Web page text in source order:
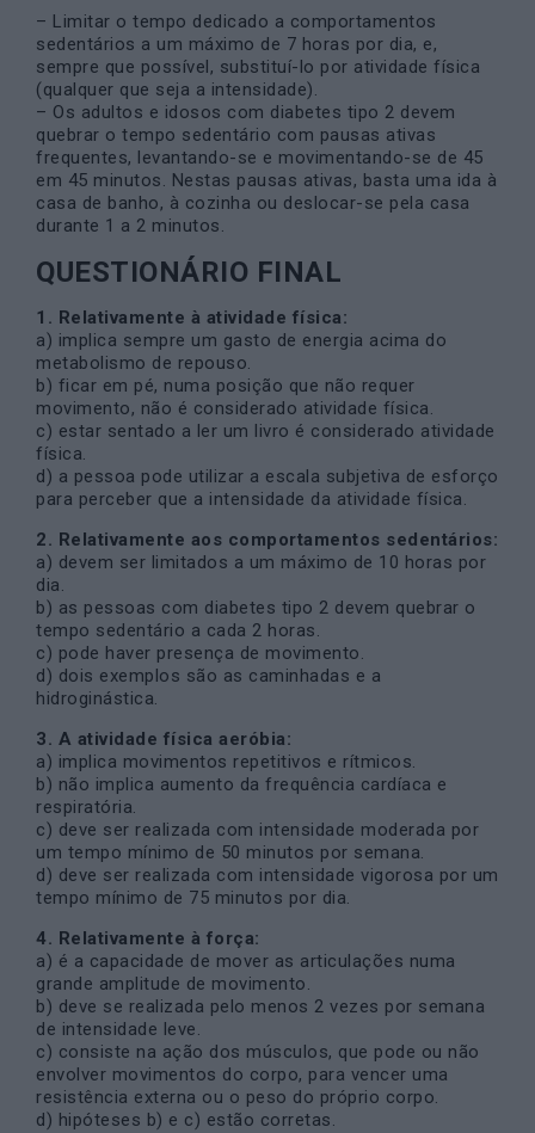
– Limitar o tempo dedicado a comportamentos
sedentários a um máximo de 7 horas por dia, e,
sempre que possível, substituí-lo por atividade física
(qualquer que seja a intensidade).
– Os adultos e idosos com diabetes tipo 2 devem
quebrar o tempo sedentário com pausas ativas
frequentes, levantando-se e movimentando-se de 45
em 45 minutos. Nestas pausas ativas, basta uma ida à
casa de banho, à cozinha ou deslocar-se pela casa
durante 1 a 2 minutos.
QUESTIONÁRIO FINAL
1. Relativamente à atividade física:
a) implica sempre um gasto de energia acima do
metabolismo de repouso.
b) ficar em pé, numa posição que não requer
movimento, não é considerado atividade física.
c) estar sentado a ler um livro é considerado atividade
física.
d) a pessoa pode utilizar a escala subjetiva de esforço
para perceber que a intensidade da atividade física.
2. Relativamente aos comportamentos sedentários:
a) devem ser limitados a um máximo de 10 horas por
dia.
b) as pessoas com diabetes tipo 2 devem quebrar o
tempo sedentário a cada 2 horas.
c) pode haver presença de movimento.
d) dois exemplos são as caminhadas e a
hidroginástica.
3. A atividade física aeróbia:
a) implica movimentos repetitivos e rítmicos.
b) não implica aumento da frequência cardíaca e
respiratória.
c) deve ser realizada com intensidade moderada por
um tempo mínimo de 50 minutos por semana.
d) deve ser realizada com intensidade vigorosa por um
tempo mínimo de 75 minutos por dia.
4. Relativamente à força:
a) é a capacidade de mover as articulações numa
grande amplitude de movimento.
b) deve se realizada pelo menos 2 vezes por semana
de intensidade leve.
c) consiste na ação dos músculos, que pode ou não
envolver movimentos do corpo, para vencer uma
resistência externa ou o peso do próprio corpo.
d) hipóteses b) e c) estão corretas.